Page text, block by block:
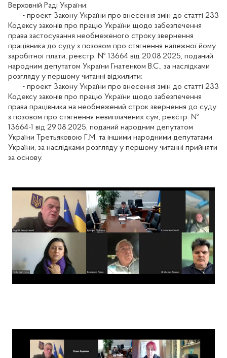
Верховній Раді України:
- проект Закону України про внесення змін до статті 233
Кодексу законів про працю України щодо забезпечення
права застосування необмеженого строку звернення
працівника до суду з позовом про стягнення належної йому
заробітної плати, реєстр. № 13664 від 20.08.2025, поданий
народним депутатом України Гнатенком В.С., за наслідками
розгляду у першому читанні відхилити;
- проект Закону України про внесення змін до статті 233
Кодексу законів про працю України щодо забезпечення
права працівника на необмежений строк звернення до суду
з позовом про стягнення невиплачених сум, реєстр. №
13664-1 від 29.08.2025, поданий народним депутатом
України Третьяковою Г.М. та іншими народними депутатами
України, за наслідками розгляду у першому читанні прийняти
за основу.